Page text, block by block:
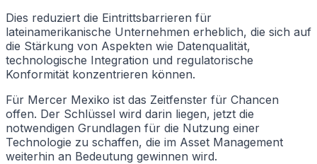
Dies reduziert die Eintrittsbarrieren für
lateinamerikanische Unternehmen erheblich, die sich auf
die Stärkung von Aspekten wie Datenqualität,
technologische Integration und regulatorische
Konformität konzentrieren können.
Für Mercer Mexiko ist das Zeitfenster für Chancen
offen. Der Schlüssel wird darin liegen, jetzt die
notwendigen Grundlagen für die Nutzung einer
Technologie zu schaffen, die im Asset Management
weiterhin an Bedeutung gewinnen wird.